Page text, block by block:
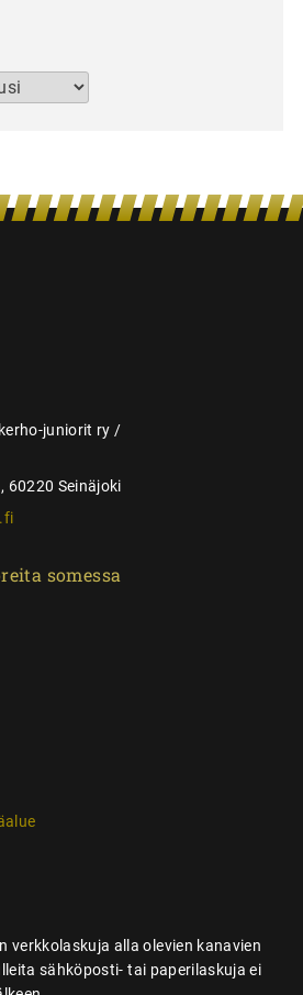
juniorit ry /
60220 Seinäjoki
somessa
verkkolaskuja alla olevien kanavien
sähköposti- tai paperilaskuja ei